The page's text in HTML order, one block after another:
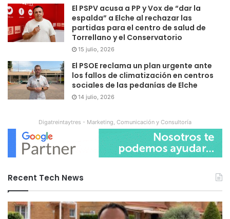
El PSPV acusa a PP y Vox de “dar la
espalda” a Elche al rechazar las
partidas para el centro de salud de
Torrellano y el Conservatorio
15 julio, 2026
El PSOE reclama un plan urgente ante
los fallos de climatización en centros
sociales de las pedanías de Elche
14 julio, 2026
Digatreintaytres - Marketing, Comunicación y Consultoría
Recent Tech News